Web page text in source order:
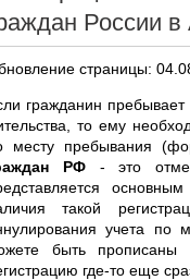
России
страницы:
гражданин
то ему
месту пребывания
РФ- это
такой
учета по
быть
где-то еще